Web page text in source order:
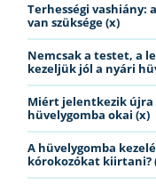
Terhességi vashiány:
van szüksége (x)
Nemcsak a testet, a
kezeljük jól a nyári
Miért jelentkezik újra
hüvelygomba okai (x)
A hüvelygomba
kórokozókat kiirtani?